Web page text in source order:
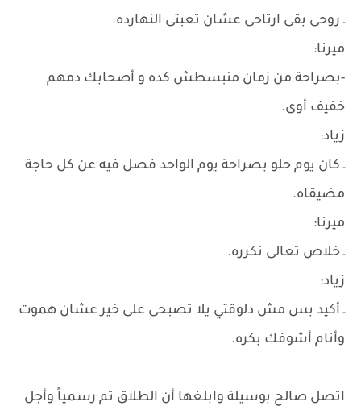
ـ روحى بقى ارتاحى عشان تعبتى النهارده.
ميرنا:
-بصراحة من زمان منبسطش كده و أصحابك دمهم
خفيف أوى.
زياد:
ـ كان يوم حلو بصراحة يوم الواحد فصل فيه عن كل حاجة
مضيقاه.
ميرنا:
ـ خلاص تعالى نكرره.
زياد:
ـ أكيد بس مش دلوقتي يلا تصبحى على خير عشان هموت
وأنام أشوفك بكره.
اتصل صالح بوسيلة وابلغها أن الطلاق تم رسمياً وأجل